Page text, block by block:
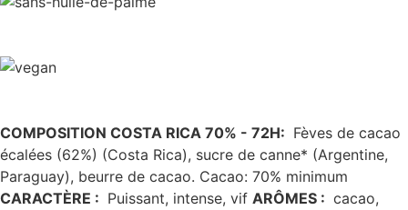
COMPOSITION COSTA RICA 70% - 72H: Fèves de cacao
écalées (62%) (Costa Rica), sucre de canne* (Argentine,
Paraguay), beurre de cacao. Cacao: 70% minimum
CARACTÈRE : Puissant, intense, vif ARÔMES : cacao,